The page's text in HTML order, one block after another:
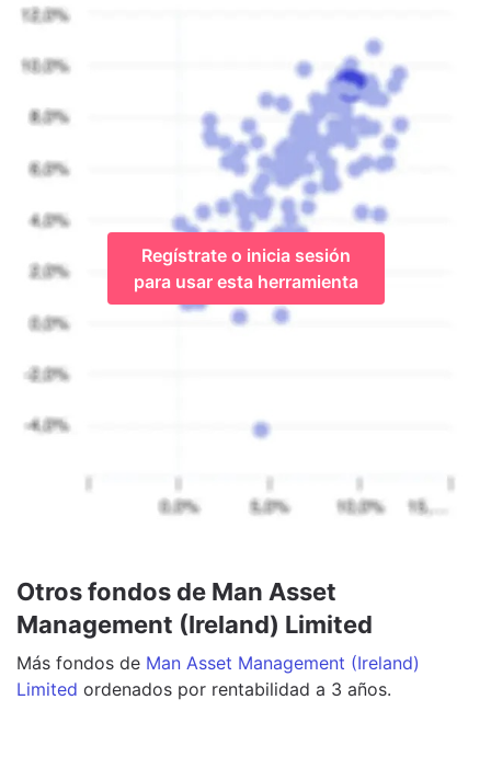
Regístrate o inicia sesión
para usar esta herramienta
Otros fondos de Man Asset
Management (Ireland) Limited
Más fondos de Man Asset Management (Ireland)
Limited ordenados por rentabilidad a 3 años.